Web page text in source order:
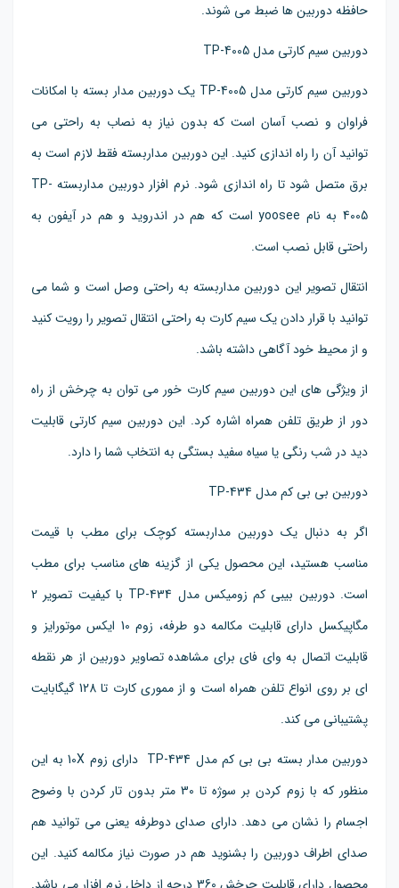
حافظه دوربین ها ضبط می شوند.
دوربین سیم کارتی مدل TP-4005
دوربین سیم کارتی مدل TP-4005 یک دوربین مدار بسته با امکانات
فراوان و نصب آسان است که بدون نیاز به نصاب به راحتی می
توانید آن را راه اندازی کنید. این دوربین مداربسته فقط لازم است به
برق متصل شود تا راه اندازی شود. نرم افزار دوربین مداربسته TP-
4005 به نام yoosee است که هم در اندروید و هم در آیفون به
راحتی قابل نصب است.
انتقال تصویر این دوربین مداربسته به راحتی وصل است و شما می
توانید با قرار دادن یک سیم کارت به راحتی انتقال تصویر را رویت کنید
و از محیط خود آگاهی داشته باشد.
از ویژگی های این دوربین سیم کارت خور می توان به چرخش از راه
دور از طریق تلفن همراه اشاره کرد. این دوربین سیم کارتی قابلیت
دید در شب رنگی یا سیاه سفید بستگی به انتخاب شما را دارد.
دوربین بی بی کم مدل TP-434
اگر به دنبال یک دوربین مداربسته کوچک برای مطب با قیمت
مناسب هستید، این محصول یکی از گزینه های مناسب برای مطب
است. دوربین بیبی کم زومیکس مدل TP-434 با کیفیت تصویر 2
مگاپیکسل دارای قابلیت مکالمه دو طرفه، زوم 10 ایکس موتورایز و
قابلیت اتصال به وای فای برای مشاهده تصاویر دوربین از هر نقطه
ای بر روی انواع تلفن همراه است و از مموری کارت تا 128 گیگابایت
پشتیبانی می کند.
دوربین مدار بسته بی بی کم مدل TP-434 دارای زوم 10X به این
منظور که با زوم کردن بر سوژه تا 30 متر بدون تار کردن با وضوح
اجسام را نشان می دهد. دارای صدای دوطرفه یعنی می توانید هم
صدای اطراف دوربین را بشنوید هم در صورت نیاز مکالمه کنید. این